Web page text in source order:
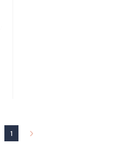
1